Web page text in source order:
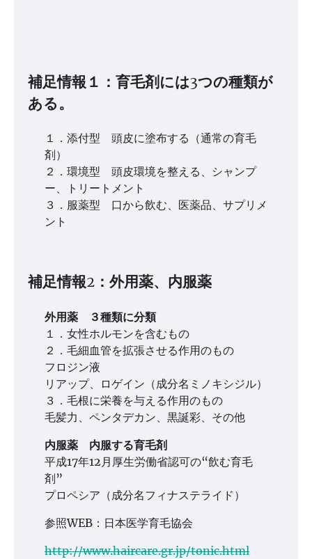
補足情報１：育毛剤には3つの種類が
ある。
１．添付型 頭皮に塗布する（通常の育毛
剤）
２．環境型 頭皮環境を整える、シャンプ
ー、トリートメント
３．服薬型 口から飲む、医薬品、サプリメ
ント
補足情報2：外用薬、内服薬
外用薬 ３種類に分類
１．女性ホルモンを含むもの
２．毛細血管を拡張させる作用のもの
フロジン液
リアップ、ロゲイン（成分名ミノキシジル）
３．毛根に栄養を与える作用のもの
毛髪力、ペンタデカン、黒誕彩、その他
内服薬 内服する育毛剤
平成17年12月厚生労働省認可の“飲む育毛
剤”
プロペシア（成分名フィナステライド）
参照WEB：日本医学育毛協会
http://www.haircare.gr.jp/tonic.html